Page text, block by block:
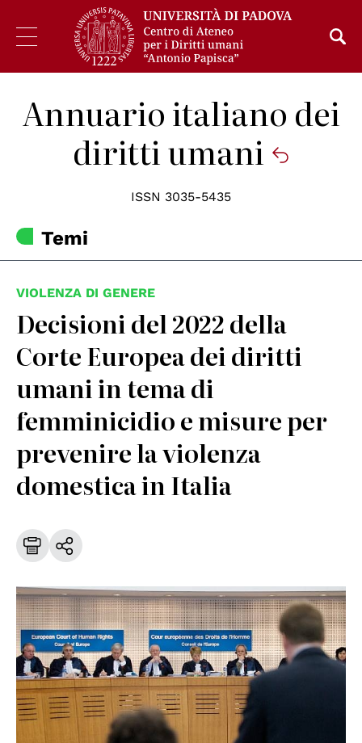
Annuario italiano dei
diritti umani
ISSN 3035-5435
Temi
VIOLENZA DI GENERE
Decisioni del 2022 della
Corte Europea dei diritti
umani in tema di
femminicidio e misure per
prevenire la violenza
domestica in Italia